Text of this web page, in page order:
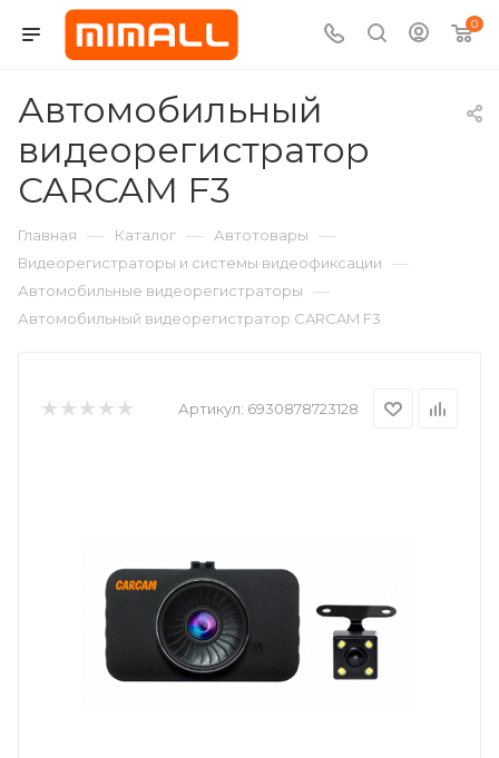
0
Автомобильный
видеорегистратор
CARCAM F3
Главная — Каталог — Автотовары —
Видеорегистраторы и системы видеофиксации —
Автомобильные видеорегистраторы —
Автомобильный видеорегистратор CARCAM F3
Артикул: 6930878723128